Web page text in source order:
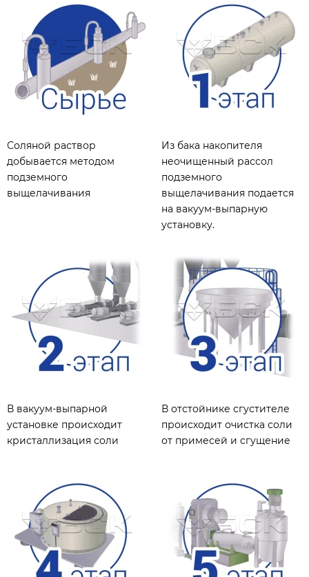
Соляной раствор
добывается методом
подземного
выщелачивания
Из бака накопителя
неочищенный рассол
подземного
выщелачивания подается
на вакуум-выпарную
установку.
В вакуум-выпарной
установке происходит
кристаллизация соли
В отстойнике сгустителе
происходит очистка соли
от примесей и сгущение